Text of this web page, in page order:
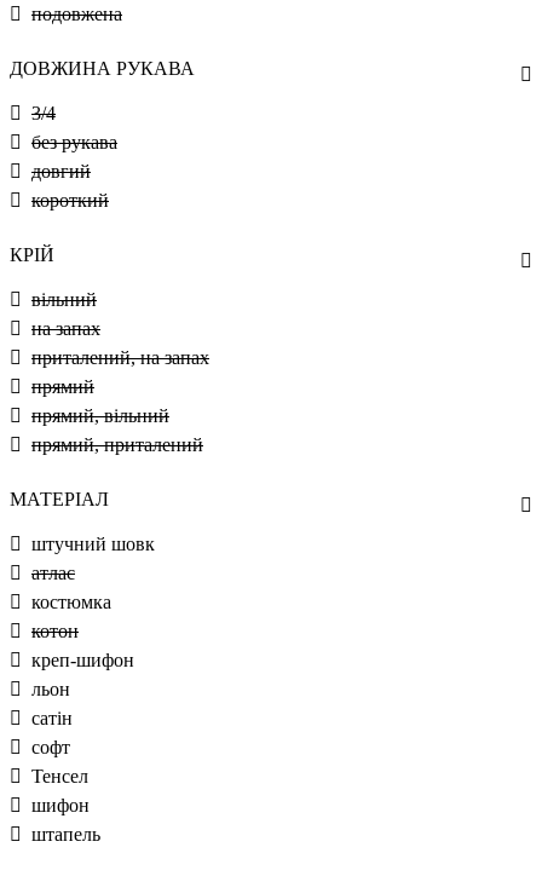
подовжена
ДОВЖИНА РУКАВА
3/4
без рукава
довгий
короткий
КРІЙ
вільний
на запах
приталений, на запах
прямий
прямий, вільний
прямий, приталений
МАТЕРІАЛ
штучний шовк
атлас
костюмка
котон
креп-шифон
льон
сатін
софт
Тенсел
шифон
штапель